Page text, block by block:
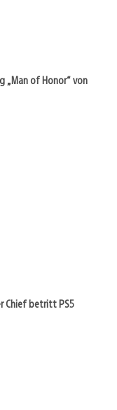
„Man of Honor“ von
Chief betritt PS5